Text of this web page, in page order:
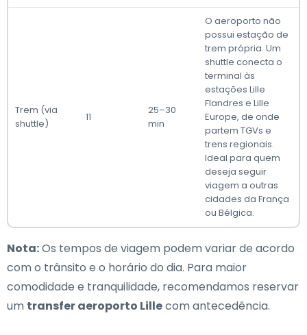
Trem (via
shuttle)
11
25–30
min
O aeroporto não
possui estação de
trem própria. Um
shuttle conecta o
terminal às
estações Lille
Flandres e Lille
Europe, de onde
partem TGVs e
trens regionais.
Ideal para quem
deseja seguir
viagem a outras
cidades da França
ou Bélgica.
Nota:Os tempos de viagem podem variar de acordo
com o trânsito e o horário do dia. Para maior
comodidade e tranquilidade, recomendamos reservar
um transfer aeroporto Lillecom antecedência.